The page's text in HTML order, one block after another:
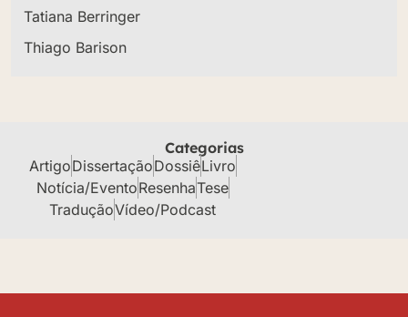
Tatiana Berringer
Thiago Barison
Categorias
ArtigoDissertaçãoDossiêLivro
Notícia/EventoResenhaTese
TraduçãoVídeo/Podcast